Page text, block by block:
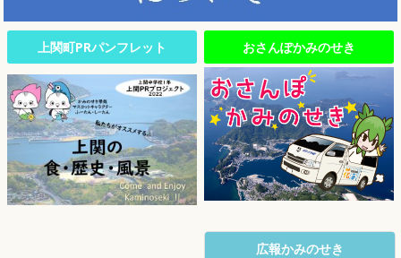
上関町PRパンフレット おさんぽかみのせき
広報かみのせき